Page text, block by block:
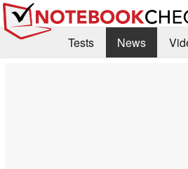
Tests News